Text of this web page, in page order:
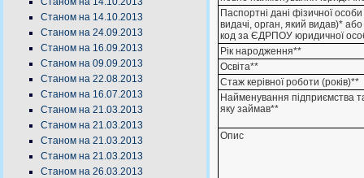
Станом на 14.10.2013
Станом на 24.09.2013
Станом на 16.09.2013
Станом на 09.09.2013
Станом на 22.08.2013
Станом на 16.07.2013
Станом на 21.03.2013
Станом на 21.03.2013
Станом на 21.03.2013
Станом на 21.03.2013
Станом на 26.03.2013
Паспортні дані фізичної
видачі, орган, який видав)*
код за ЄДРПОУ юридичної
Рік народження**
Освіта**
Стаж керівної роботи (років)**
Найменування підприємства
яку займав**
Опис